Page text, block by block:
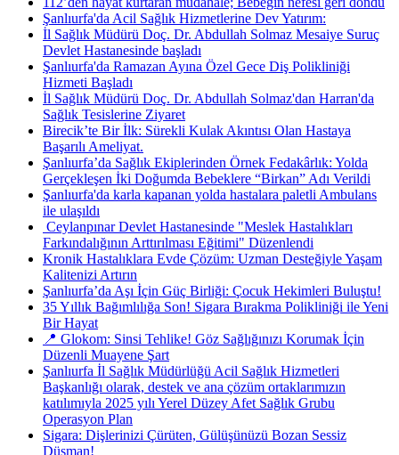
Şanlıurfa'da Acil Sağlık Hizmetlerine Dev Yatırım:
İl Sağlık Müdürü Doç. Dr. Abdullah Solmaz Mesaiye Suruç
Devlet Hastanesinde başladı
Şanlıurfa'da Ramazan Ayına Özel Gece Diş Polikliniği
Hizmeti Başladı
İl Sağlık Müdürü Doç. Dr. Abdullah Solmaz'dan Harran'da
Sağlık Tesislerine Ziyaret
Birecik’te Bir İlk: Sürekli Kulak Akıntısı Olan Hastaya
Başarılı Ameliyat.
Şanlıurfa’da Sağlık Ekiplerinden Örnek Fedakârlık: Yolda
Gerçekleşen İki Doğumda Bebeklere “Birkan” Adı Verildi
Şanlıurfa'da karla kapanan yolda hastalara paletli Ambulans
ile ulaşıldı
​ Ceylanpınar Devlet Hastanesinde "Meslek Hastalıkları
Farkındalığının Arttırılması Eğitimi" Düzenlendi
Kronik Hastalıklara Evde Çözüm: Uzman Desteğiyle Yaşam
Kalitenizi Artırın
Şanlıurfa’da Aşı İçin Güç Birliği: Çocuk Hekimleri Buluştu!
35 Yıllık Bağımlılığa Son! Sigara Bırakma Polikliniği ile Yeni
Bir Hayat
📍 Glokom: Sinsi Tehlike! Göz Sağlığınızı Korumak İçin
Düzenli Muayene Şart
Şanlıurfa İl Sağlık Müdürlüğü Acil Sağlık Hizmetleri
Başkanlığı olarak, destek ve ana çözüm ortaklarımızın
katılımıyla 2025 yılı Yerel Düzey Afet Sağlık Grubu
Operasyon Plan
Sigara: Dişlerinizi Çürüten, Gülüşünüzü Bozan Sessiz
Düşman!